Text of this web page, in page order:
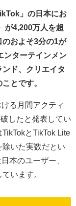
」の日本にお
が4,200万人を超
のおよそ3分の1が
ンターテインメン
ンド、クリエイタ
とです。
る月間アクティ
したと発表してい
とTikTok Lite
いた実数だとい
本のユーザー、
います。